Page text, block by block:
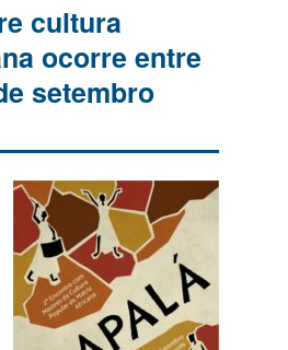
cultura
ocorre entre
setembro